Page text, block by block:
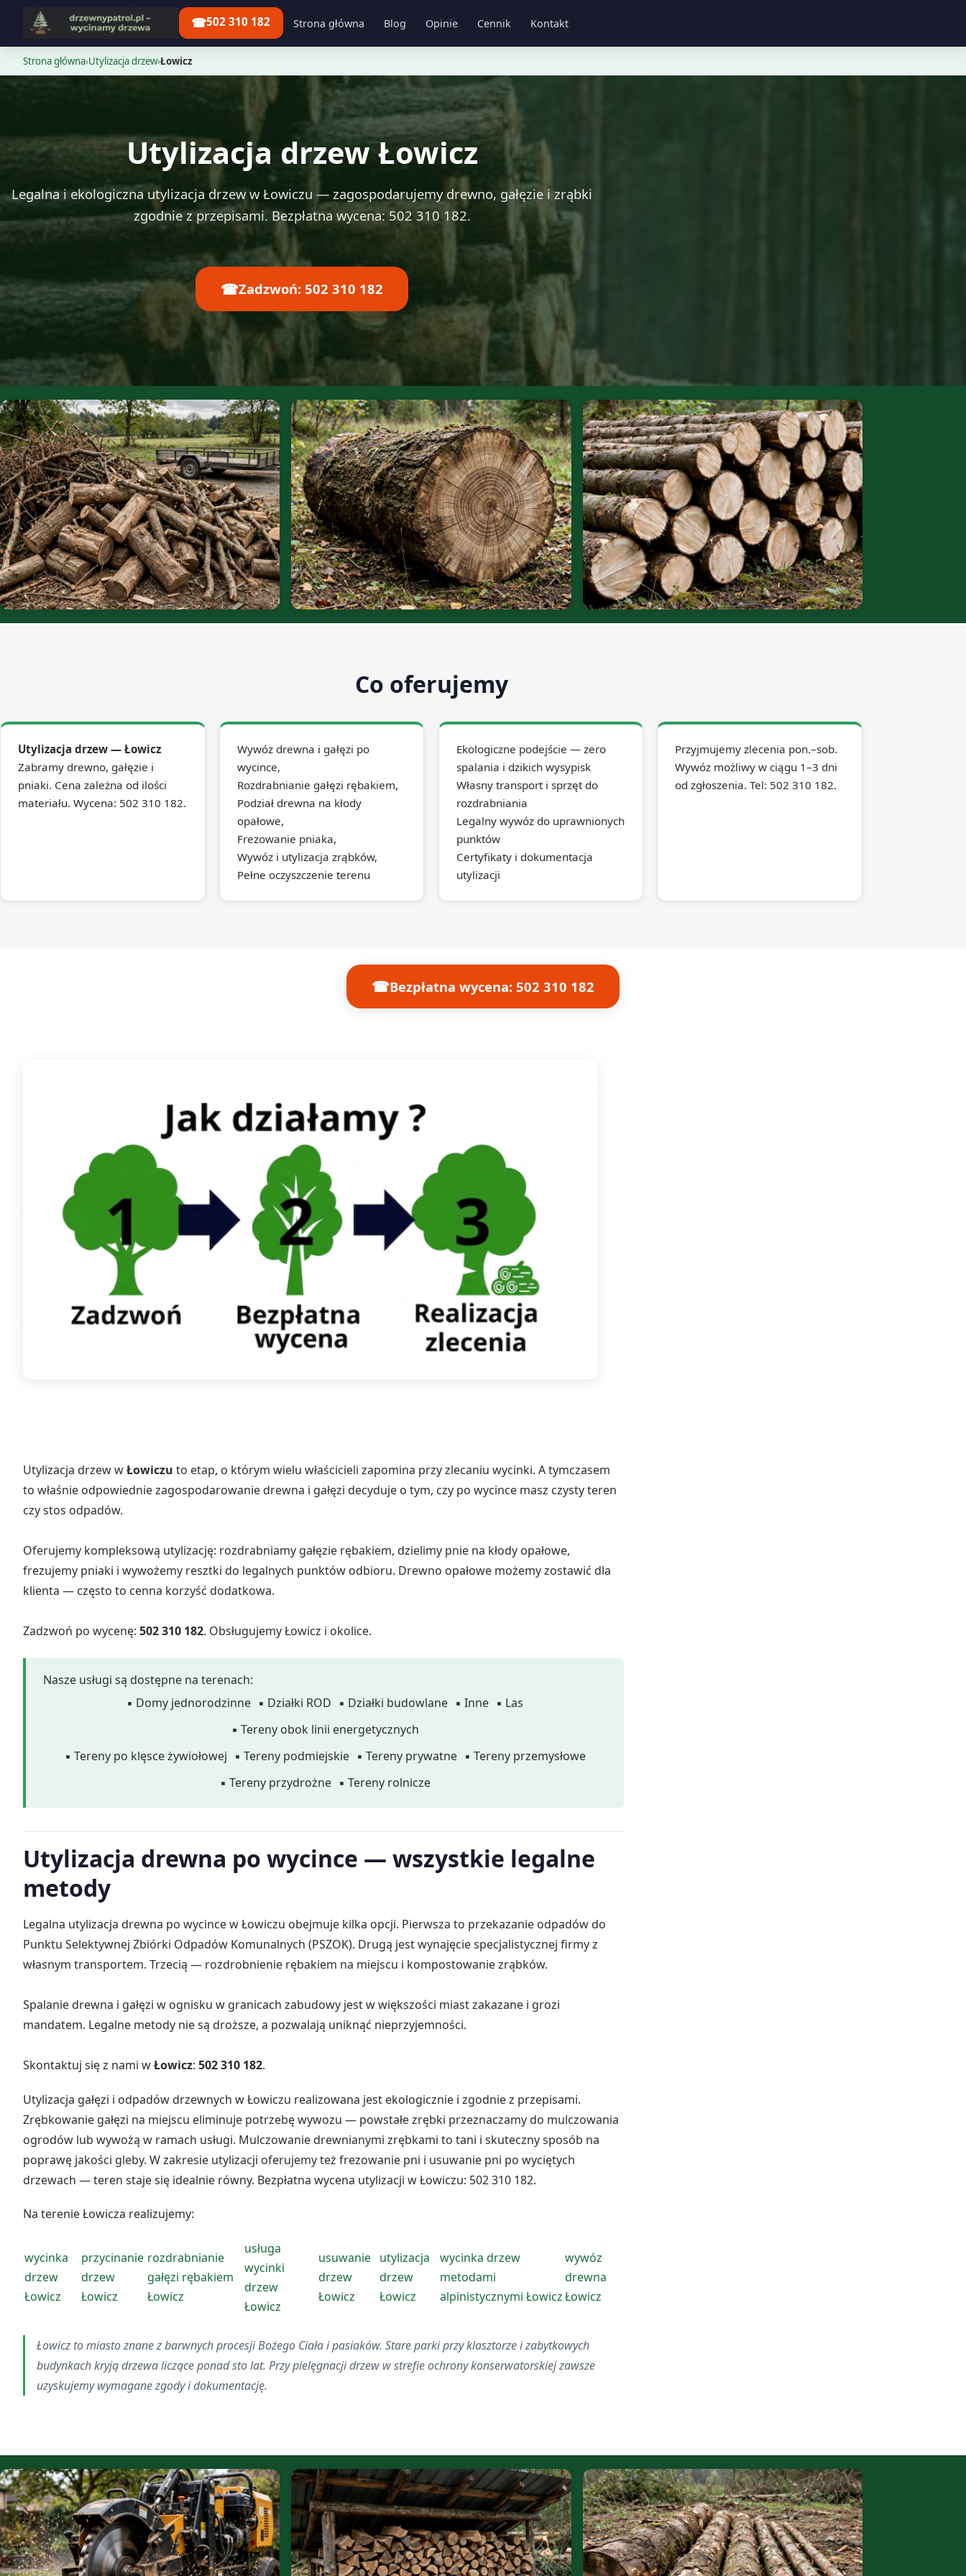
☎502 310 182 Strona główna Blog Opinie Cennik Kontakt
Strona główna›Utylizacja drzew›Łowicz
Utylizacja drzew Łowicz
Legalna i ekologiczna utylizacja drzew w Łowiczu — zagospodarujemy drewno, gałęzie i zrąbki
zgodnie z przepisami. Bezpłatna wycena: 502 310 182.
☎Zadzwoń: 502 310 182
Co oferujemy
Utylizacja drzew — Łowicz
Zabramy drewno, gałęzie i
pniaki. Cena zależna od ilości
materiału. Wycena: 502 310 182.
Wywóz drewna i gałęzi po
wycince,
Rozdrabnianie gałęzi rębakiem,
Podział drewna na kłody
opałowe,
Frezowanie pniaka,
Wywóz i utylizacja zrąbków,
Pełne oczyszczenie terenu
Ekologiczne podejście — zero
spalania i dzikich wysypisk
Własny transport i sprzęt do
rozdrabniania
Legalny wywóz do uprawnionych
punktów
Certyfikaty i dokumentacja
utylizacji
Przyjmujemy zlecenia pon.–sob.
Wywóz możliwy w ciągu 1–3 dni
od zgłoszenia. Tel: 502 310 182.
☎Bezpłatna wycena: 502 310 182
Utylizacja drzew wŁowiczu to etap, o którym wielu właścicieli zapomina przy zlecaniu wycinki. A tymczasem
to właśnie odpowiednie zagospodarowanie drewna i gałęzi decyduje o tym, czy po wycince masz czysty teren
czy stos odpadów.
Oferujemy kompleksową utylizację: rozdrabniamy gałęzie rębakiem, dzielimy pnie na kłody opałowe,
frezujemy pniaki i wywożemy resztki do legalnych punktów odbioru. Drewno opałowe możemy zostawić dla
klienta — często to cenna korzyść dodatkowa.
Zadzwoń po wycenę: 502 310 182. Obsługujemy Łowicz i okolice.
Nasze usługi są dostępne na terenach:
▪ Domy jednorodzinne ▪ Działki ROD ▪ Działki budowlane ▪ Inne ▪ Las
▪ Tereny obok linii energetycznych
▪ Tereny po klęsce żywiołowej ▪ Tereny podmiejskie ▪ Tereny prywatne ▪ Tereny przemysłowe
▪ Tereny przydrożne ▪ Tereny rolnicze
Utylizacja drewna po wycince — wszystkie legalne
metody
Legalna utylizacja drewna po wycince w Łowiczu obejmuje kilka opcji. Pierwsza to przekazanie odpadów do
Punktu Selektywnej Zbiórki Odpadów Komunalnych (PSZOK). Drugą jest wynajęcie specjalistycznej firmy z
własnym transportem. Trzecią — rozdrobnienie rębakiem na miejscu i kompostowanie zrąbków.
Spalanie drewna i gałęzi w ognisku w granicach zabudowy jest w większości miast zakazane i grozi
mandatem. Legalne metody nie są droższe, a pozwalają uniknąć nieprzyjemności.
Skontaktuj się z nami wŁowicz: 502 310 182.
Utylizacja gałęzi i odpadów drzewnych w Łowiczu realizowana jest ekologicznie i zgodnie z przepisami.
Zrębkowanie gałęzi na miejscu eliminuje potrzebę wywozu — powstałe zrębki przeznaczamy do mulczowania
ogrodów lub wywożą w ramach usługi. Mulczowanie drewnianymi zrębkami to tani i skuteczny sposób na
poprawę jakości gleby. W zakresie utylizacji oferujemy też frezowanie pni i usuwanie pni po wyciętych
drzewach — teren staje się idealnie równy. Bezpłatna wycena utylizacji w Łowiczu: 502 310 182.
Na terenie Łowicza realizujemy:
wycinka
drzew
Łowicz
przycinanie
drzew
Łowicz
rozdrabnianie
gałęzi rębakiem
Łowicz
usługa
wycinki
drzew
Łowicz
usuwanie
drzew
Łowicz
utylizacja
drzew
Łowicz
wycinka drzew
metodami
alpinistycznymi Łowicz
wywóz
drewna
Łowicz
Łowicz to miasto znane z barwnych procesji Bożego Ciała i pasiaków. Stare parki przy klasztorze i zabytkowych
budynkach kryją drzewa liczące ponad sto lat. Przy pielęgnacji drzew w strefie ochrony konserwatorskiej zawsze
uzyskujemy wymagane zgody i dokumentację.